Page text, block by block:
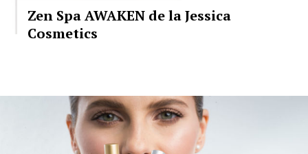
Zen Spa AWAKEN de la Jessica
Cosmetics